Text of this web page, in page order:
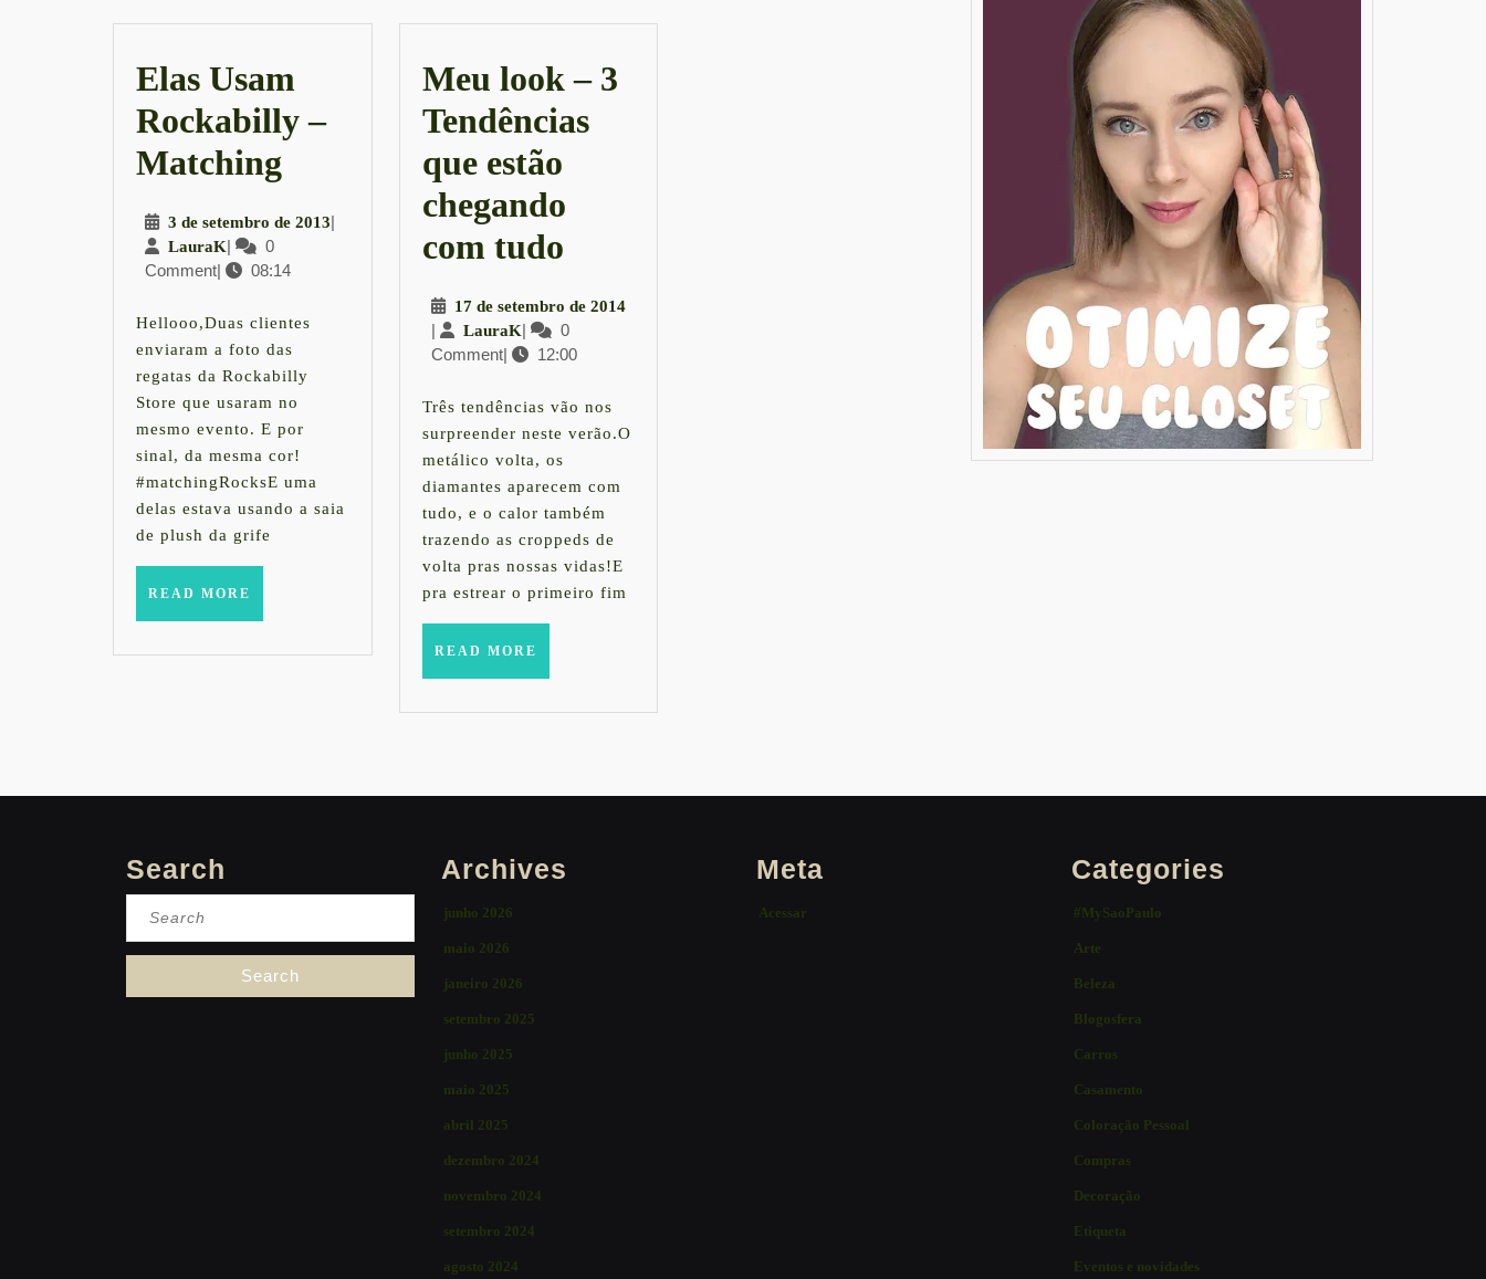
Elas Usam
Rockabilly –
Matching
Rockabilly
–
Matching
3 de setembro de 20133|
LauraKLauraK
|
0
Comment| 08:14
Hellooo,Duas clientes
enviaram a foto das
regatas da Rockabilly
Store que usaram no
mesmo evento. E por
sinal, da mesma cor!
#matchingRocksE uma
delas estava usando a saia
de plush da grife
READ MORE
Meu look – 3
Tendências
que estão
chegando
com tudoMeu
–
3
Tendências
que
estão
chegando
com
17 de setembro de 201417
| LauraKLauraK
|
0
Comment| 12:00
Três tendências vão nos
surpreender neste verão.O
metálico volta, os
diamantes aparecem com
tudo, e o calor também
trazendo as croppeds de
volta pras nossas vidas!E
pra estrear o primeiro fim
READ MORE
Search Archives
junho 2026
maio 2026
janeiro 2026
setembro 2025
junho 2025
maio 2025
abril 2025
dezembro 2024
novembro 2024
setembro 2024
agosto 2024
Meta
Acessar
Categories
#MySaoPaulo
Arte
Beleza
Blogosfera
Carros
Casamento
Coloração Pessoal
Compras
Decoração
Etiqueta
Eventos e novidades